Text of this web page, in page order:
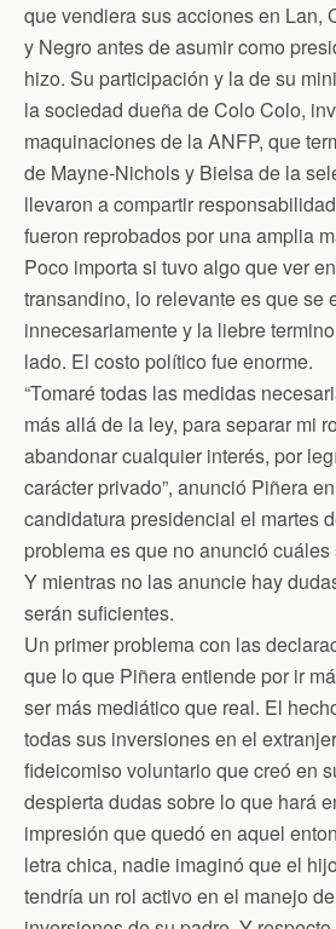
que vendiera sus acciones en Lan,
y Negro antes de asumir como
hizo. Su participación y la de su
la sociedad dueña de Colo Colo,
maquinaciones de la ANFP, que
de Mayne-Nichols y Bielsa de la
llevaron a compartir
fueron reprobados por una amplia
Poco importa si tuvo algo que ver
transandino, lo relevante es que se
innecesariamente y la liebre
lado. El costo político fue enorme.
“Tomaré todas las medidas
más allá de la ley, para separar mi
abandonar cualquier interés, por
carácter privado”, anunció Piñera
candidatura presidencial el martes
problema es que no anunció
Y mientras no las anuncie hay
serán suficientes.
Un primer problema con las
que lo que Piñera entiende por ir
ser más mediático que real. El
todas sus inversiones en el
fideicomiso voluntario que creó en
despierta dudas sobre lo que hará
impresión que quedó en aquel
letra chica, nadie imaginó que el
tendría un rol activo en el manejo